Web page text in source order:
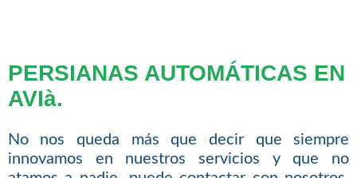
PERSIANAS AUTOMÁTICAS EN
AVIà.
No nos queda más que decir que siempre
innovamos en nuestros servicios y que no